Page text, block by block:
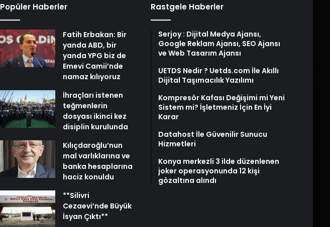
Popüler Haberler
Fatih Erbakan: Bir
yanda ABD, bir
yanda YPG biz de
Emevi Camii’nde
namaz kılıyoruz
İhraçları istenen
teğmenlerin
dosyası ikinci kez
disiplin kurulunda
Kılıçdaroğlu’nun
mal varlıklarına ve
banka hesaplarına
haciz konuldu
**Silivri
Cezaevi’nde Büyük
İsyan Çıktı**
Rastgele Haberler
Serjoy : Dijital Medya Ajansı,
Google Reklam Ajansı, SEO Ajansı
ve Web Tasarım Ajansı
UETDS Nedir ? Uetds.com İle Akıllı
Dijital Taşımacılık Yazılımı
Kompresör Kafası Değişimi mi Yeni
Sistem mi? İşletmeniz İçin En İyi
Karar
Datahost İle Güvenilir Sunucu
Hizmetleri
Konya merkezli 3 ilde düzenlenen
joker operasyonunda 12 kişi
gözaltına alındı